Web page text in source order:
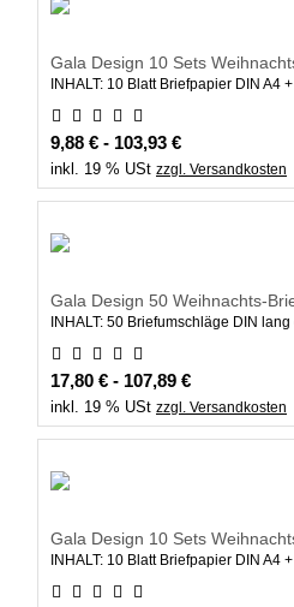
Gala Design 10 Sets
INHALT: 10 Blatt Briefpapier DIN A4
9,88 € - 103,93 €
inkl. 19 % USt zzgl. Versandkosten
Gala Design 50 Weihnachts-
INHALT: 50 Briefumschläge DIN
17,80 € - 107,89 €
inkl. 19 % USt zzgl. Versandkosten
Gala Design 10 Sets
INHALT: 10 Blatt Briefpapier DIN A4